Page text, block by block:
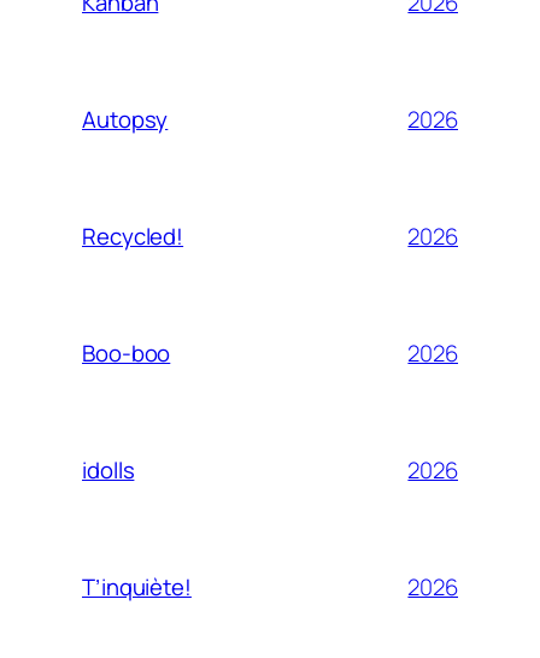
Autopsy 2026
Recycled! 2026
Boo-boo 2026
idolls 2026
T’inquiète! 2026